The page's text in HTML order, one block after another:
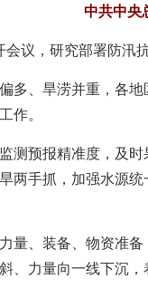
中共中央
议，研究部署防汛
多、旱涝并重，各
作。
测预报精准度，及
两手抓，加强水源
量、装备、物资准
力量向一线下沉，